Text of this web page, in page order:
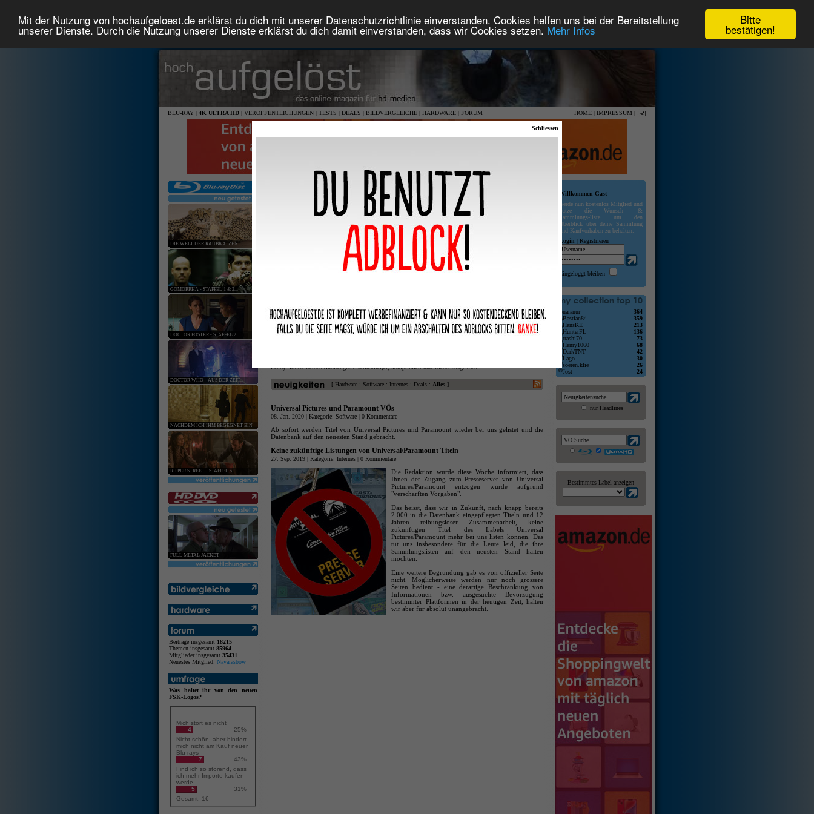
Bitte
bestätigen!
Mit der Nutzung von hochaufgeloest.de erklärst du dich mit unserer Datenschutzrichtlinie einverstanden. Cookies helfen uns bei der Bereitstellung
unserer Dienste. Durch die Nutzung unserer Dienste erklärst du dich damit einverstanden, dass wir Cookies setzen. Mehr Infos
BLU-RAY | 4K ULTRA HD | VERÖFFENTLICHUNGEN | TESTS | DEALS | BILDVERGLEICHE | HARDWARE | FORUM HOME | IMPRESSUM |
DIE WELT DER RAUBKATZEN
GOMORRHA - STAFFEL 1 & 2...
DOCTOR FOSTER - STAFFEL 2
DOCTOR WHO - AUS DER ZEIT...
NACHDEM ICH IHM BEGEGNET BIN
RIPPER STREET - STAFFEL 5
FULL METAL JACKET
Beiträge insgesamt 18215
Themen insgesamt 85964
Mitglieder insgesamt 35431
Neuestes Mitglied: Navarasbow
Was haltet ihr von den neuen
FSK-Logos?
Mich stört es nicht
4
25%
Nicht schön, aber hindert
mich nicht am Kauf neuer
Blu-rays
7
43%
Find ich so störend, dass
ich mehr Importe kaufen
werde
5
31%
Gesamt: 16
Monat[1] :
keine Veröffentlichungen für den gewählten Zeitraum
keine angekündigten Veröffentlichungen
und ermöglicht dadurch die Wiedergabe gestochen scharfer Bilder in 4K Auflösung. Damit ist eine Auflösung
mit mindestens 4000 Pixeln in der Breite gemeint, also eine Auflösung von mindestens 4096x2160 Pixel – im
heutigen Consumer-Bereich hat sich aber die etwas kleinere Varianten mit 3840x2160 Pixel durchgesetzt. Zum
Vergleich: Während die Auflösung bei der herkömmlichen Blu-ray 1920x1080 Bildpunkte beträgt, kann eine 4K
Dolby Atmos werden Audiosignale verlustfrei(er) komprimiert und wieder ausgelesen.
[ Hardware : Software : Internes : Deals : Alles ]
Universal Pictures und Paramount VÖs
08. Jan. 2020 | Kategorie: Software | 0 Kommentare
Ab sofort werden Titel von Universal Pictures und Paramount wieder bei uns gelistet und die
Datenbank auf den neuesten Stand gebracht.
Keine zukünftige Listungen von Universal/Paramount Titeln
27. Sep. 2019 | Kategorie: Internes | 0 Kommentare
Die Redaktion wurde diese Woche informiert, dass
Ihnen der Zugang zum Presseserver von Universal
Pictures/Paramount entzogen wurde aufgrund
"verschärften Vorgaben".
Das heisst, dass wir in Zukunft, nach knapp bereits
2.000 in die Datenbank eingepflegten Titeln und 12
Jahren reibungsloser Zusammenarbeit, keine
zukünftigen Titel des Labels Universal
Pictures/Paramount mehr bei uns listen können. Das
tut uns insbesondere für die Leute leid, die ihre
Sammlungslisten auf den neusten Stand halten
möchten.
Eine weitere Begründung gab es von offizieller Seite
nicht. Möglicherweise werden nur noch grössere
Seiten bedient - eine derartige Beschränkung von
Informationen bzw. ausgesuchte Bevorzugung
bestimmter Plattformen in der heutigen Zeit, halten
wir aber für absolut unangebracht.
Willkommen Gast
werde nun kostenlos Mitglied und
nutze die Wunsch- &
Sammlungs-liste um den
Überblick über deine Sammlung
und Kaufvorhaben zu behalten.
Login | Registrieren
Eingeloggt bleiben
naranur
364
Bastian84
359
HansKE
213
HunterFL
136
trashi70
73
Henry1060
68
DarkTNT
42
Lago
30
soeren.klie
26
Jost
24
nur Headlines
Bestimmtes Label anzeigen
Schliessen